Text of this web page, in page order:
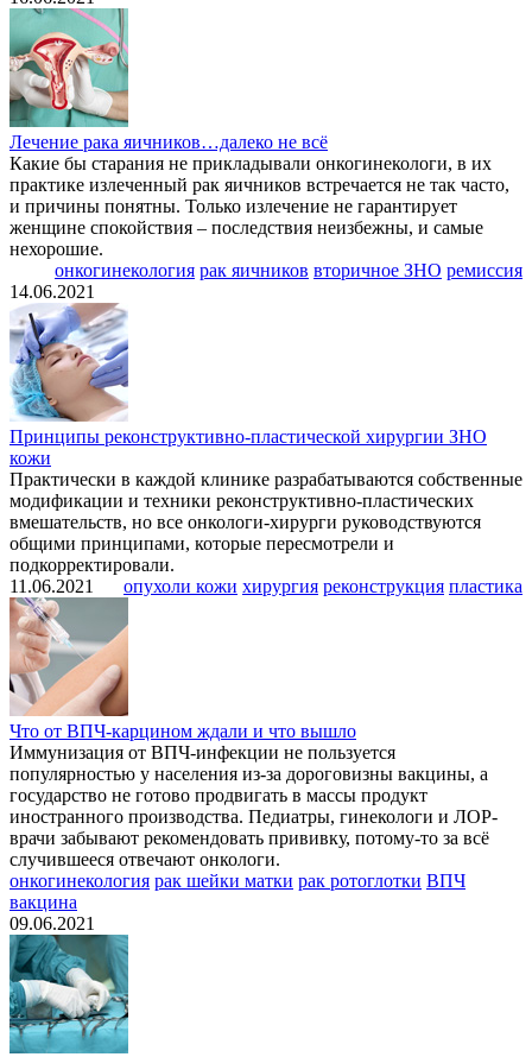
Лечение рака яичников…далеко не всё
Какие бы старания не прикладывали онкогинекологи, в их
практике излеченный рак яичников встречается не так часто,
и причины понятны. Только излечение не гарантирует
женщине спокойствия – последствия неизбежны, и самые
нехорошие.
онкогинекология рак яичников вторичное ЗНО ремиссия
14.06.2021
Принципы реконструктивно-пластической хирургии ЗНО
кожи
Практически в каждой клинике разрабатываются собственные
модификации и техники реконструктивно-пластических
вмешательств, но все онкологи-хирурги руководствуются
общими принципами, которые пересмотрели и
подкорректировали.
опухоли кожи хирургия реконструкция пластика
11.06.2021
Что от ВПЧ-карцином ждали и что вышло
Иммунизация от ВПЧ-инфекции не пользуется
популярностью у населения из-за дороговизны вакцины, а
государство не готово продвигать в массы продукт
иностранного производства. Педиатры, гинекологи и ЛОР-
врачи забывают рекомендовать прививку, потому-то за всё
случившееся отвечают онкологи.
онкогинекология рак шейки матки рак ротоглотки ВПЧ
вакцина
09.06.2021